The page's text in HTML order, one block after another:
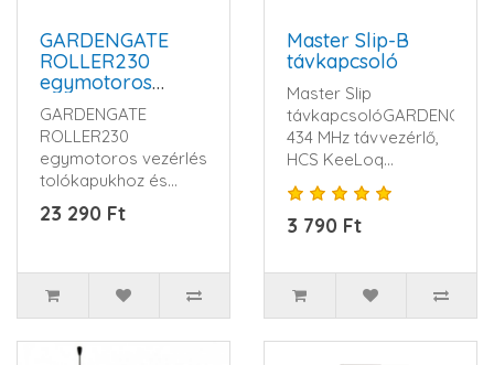
GARDENGATE
ROLLER230
egymotoros
vezérlés
GARDENGATE
ROLLER230
egymotoros vezérlés
tolókapukhoz és
sorompókhozTávkapcsoló,villogó,fotocella,mo..
23 290 Ft
Master Slip-B
távkapcsoló
Master Slip
távkapcsolóGARDENGATE
434 MHz távvezérlő,
HCS KeeLoq
ugrókód, 4 csatorna,
3 V CR2032 ele..
3 790 Ft